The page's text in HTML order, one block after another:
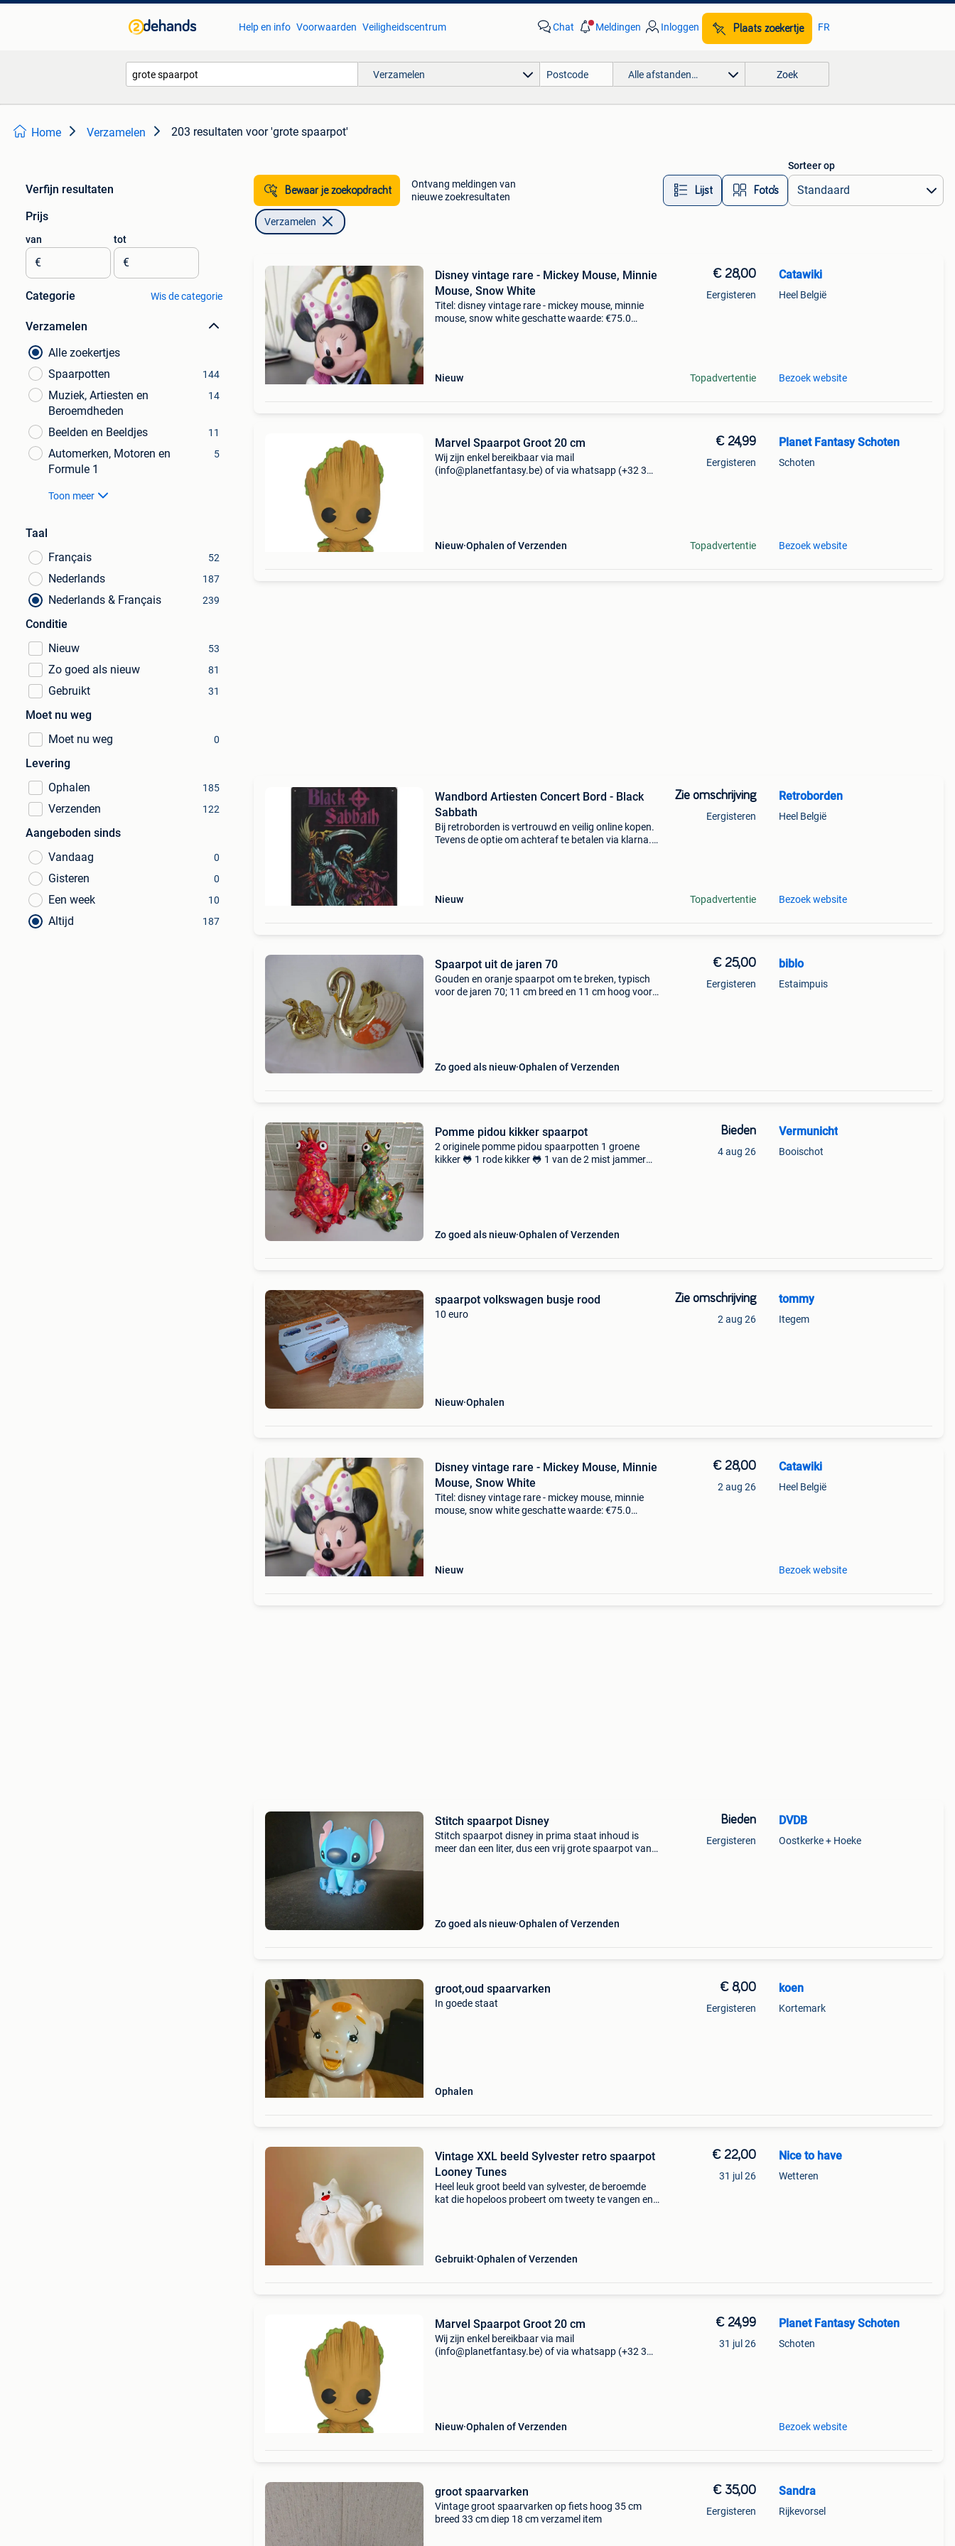
Help en info Voorwaarden Veiligheidscentrum Chat Meldingen Inloggen Plaats zoekertje FR
Verzamelen Alle afstanden… Zoek
Home Verzamelen 203 resultaten voor 'grote spaarpot'
Verfijn resultaten
Prijs
van
€
tot
€
Categorie Wis de categorie
Verzamelen
Alle zoekertjes
Spaarpotten
144
Muziek, Artiesten en
Beroemdheden
14
Beelden en Beeldjes 11
Automerken, Motoren en
Formule 1
5
Toon meer
Taal
Français
52
Nederlands 187
Nederlands & Français 239
Conditie
Nieuw
53
Zo goed als nieuw 81
Gebruikt 31
Moet nu weg
Moet nu weg
0
Levering
Ophalen
185
Verzenden 122
Aangeboden sinds
Vandaag
0
Gisteren 0
Een week 10
Altijd 187
Bewaar je zoekopdracht
Ontvang meldingen van
nieuwe zoekresultaten
Lijst Foto’s
Sorteer op
Verzamelen
Disney vintage rare - Mickey Mouse, Minnie
Mouse, Snow White
Titel: disney vintage rare - mickey mouse, minnie
mouse, snow white geschatte waarde: €75.0
Nieuw
€ 28,00
Eergisteren
Topadvertentie
Catawiki
Heel België
Bezoek website
Marvel Spaarpot Groot 20 cm
Wij zijn enkel bereikbaar via mail
(info@planetfantasy.be) of via whatsapp (+32 3
Nieuw Ophalen of Verzenden
€ 24,99
Eergisteren
Topadvertentie
Planet Fantasy Schoten
Schoten
Bezoek website
Wandbord Artiesten Concert Bord - Black
Sabbath
Bij retroborden is vertrouwd en veilig online kopen.
Tevens de optie om achteraf te betalen via klarna.
Nieuw
Zie omschrijving
Eergisteren
Topadvertentie
Retroborden
Heel België
Bezoek website
Spaarpot uit de jaren 70
Gouden en oranje spaarpot om te breken, typisch
voor de jaren 70; 11 cm breed en 11 cm hoog voor
Zo goed als nieuw Ophalen of Verzenden
€ 25,00
Eergisteren
biblo
Estaimpuis
Pomme pidou kikker spaarpot
2 originele pomme pidou spaarpotten 1 groene
kikker 🐸 1 rode kikker 🐸 1 van de 2 mist jammer
Zo goed als nieuw Ophalen of Verzenden
Bieden
4 aug 26
Vermunicht
Booischot
spaarpot volkswagen busje rood
10 euro
Nieuw Ophalen
Zie omschrijving
2 aug 26
tommy
Itegem
Disney vintage rare - Mickey Mouse, Minnie
Mouse, Snow White
Titel: disney vintage rare - mickey mouse, minnie
mouse, snow white geschatte waarde: €75.0
Nieuw
€ 28,00
2 aug 26
Catawiki
Heel België
Bezoek website
Stitch spaarpot Disney
Stitch spaarpot disney in prima staat inhoud is
meer dan een liter, dus een vrij grote spaarpot van
Zo goed als nieuw Ophalen of Verzenden
Bieden
Eergisteren
DVDB
Oostkerke + Hoeke
groot,oud spaarvarken
In goede staat
Ophalen
€ 8,00
Eergisteren
koen
Kortemark
Vintage XXL beeld Sylvester retro spaarpot
Looney Tunes
Heel leuk groot beeld van sylvester, de beroemde
kat die hopeloos probeert om tweety te vangen en
Gebruikt Ophalen of Verzenden
€ 22,00
31 jul 26
Nice to have
Wetteren
Marvel Spaarpot Groot 20 cm
Wij zijn enkel bereikbaar via mail
(info@planetfantasy.be) of via whatsapp (+32 3
Nieuw Ophalen of Verzenden
€ 24,99
31 jul 26
Planet Fantasy Schoten
Schoten
Bezoek website
groot spaarvarken
Vintage groot spaarvarken op fiets hoog 35 cm
breed 33 cm diep 18 cm verzamel item
€ 35,00
Eergisteren
Sandra
Rijkevorsel